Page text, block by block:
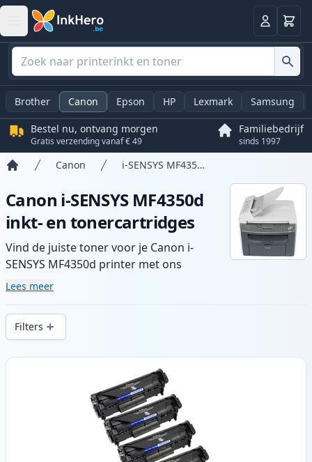
Log in
Brother Canon Epson HP Lexmark Samsung
Bestel nu, ontvang morgen
Gratis verzending vanaf € 49
Familiebedrijf
sinds 1997
Canon i-SENSYS MF4350d
Canon i-SENSYS MF4350d
inkt- en tonercartridges
Vind de juiste toner voor je Canon i-
SENSYS MF4350d printer met ons
assortiment compatibele en high-yield
printkwaliteit en snelle levering vanuit
lokale voorraad in .
Lees meer
Filters
Producten